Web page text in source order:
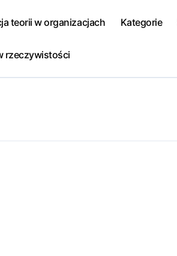
teorii w organizacjach Kategorie
rzeczywistości